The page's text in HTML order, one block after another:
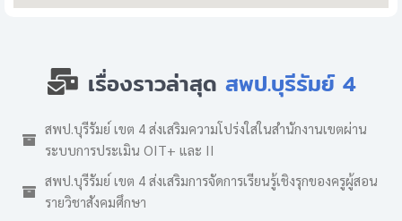
เรื่องราวล่าสุด สพป.บุรีรัมย์ 4
สพป.บุรีรัมย์ เขต 4 ส่งเสริมความโปร่งใสในสำนักงานเขตผ่าน
ระบบการประเมิน OIT+ และ II
สพป.บุรีรัมย์ เขต 4 ส่งเสริมการจัดการเรียนรู้เชิงรุกของครูผู้สอน
รายวิชาสังคมศึกษา